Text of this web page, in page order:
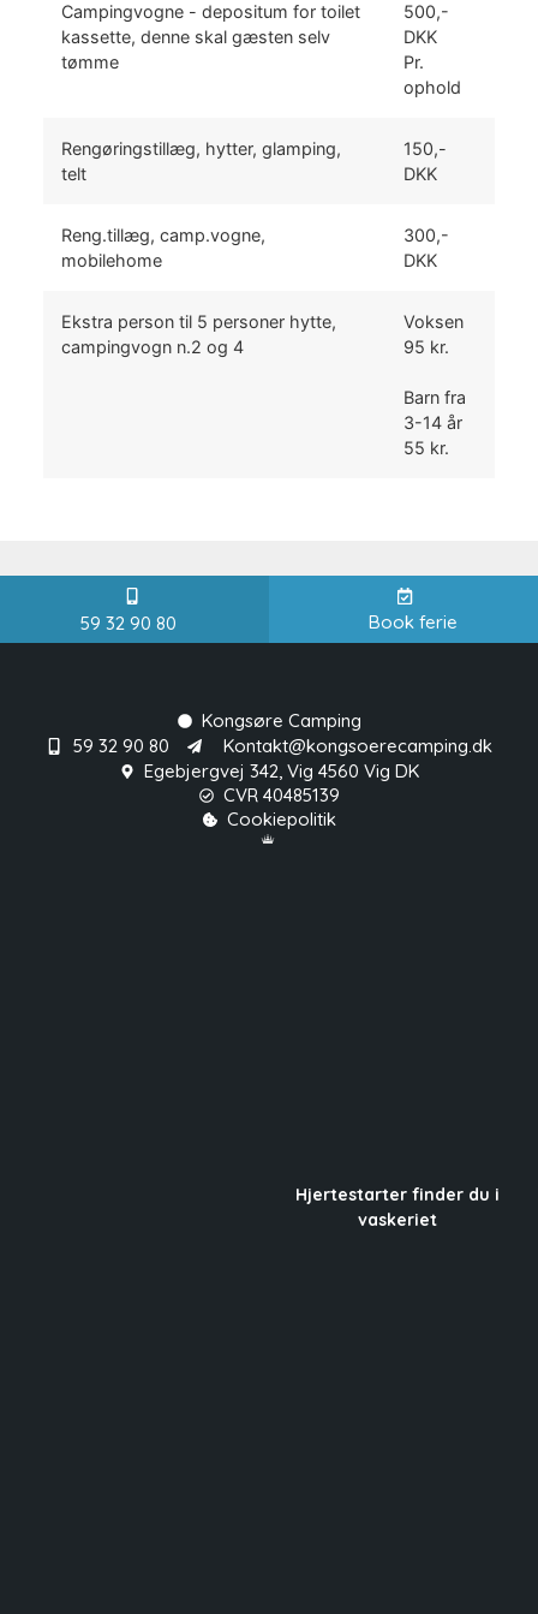
Campingvogne - depositum for toilet
kassette, denne skal gæsten selv
tømme
500,-
DKK
Pr.
ophold
Rengøringstillæg, hytter, glamping,
telt
150,-
DKK
Reng.tillæg, camp.vogne,
mobilehome
300,-
DKK
Ekstra person til 5 personer hytte,
campingvogn n.2 og 4
Voksen
95 kr.
Barn fra
3-14 år
55 kr.
59 32 90 80 Book ferie
Kongsøre Camping
59 32 90 80
Kontakt@kongsoerecamping.dk
Egebjergvej 342, Vig 4560 Vig DK
CVR 40485139
Cookiepolitik
Hjertestarter finder du i
vaskeriet